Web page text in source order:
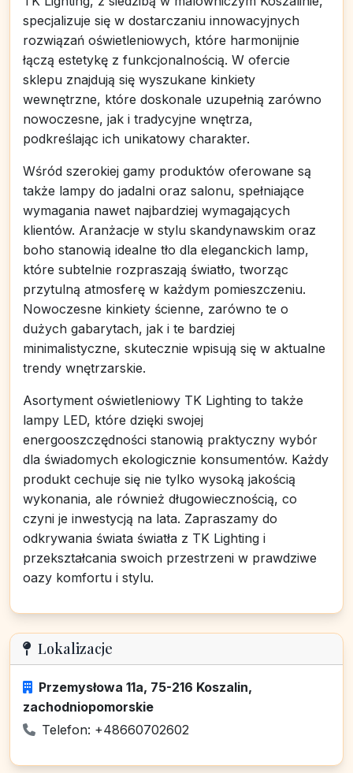
specjalizuje się w dostarczaniu innowacyjnych
rozwiązań oświetleniowych, które harmonijnie
łączą estetykę z funkcjonalnością. W ofercie
sklepu znajdują się wyszukane kinkiety
wewnętrzne, które doskonale uzupełnią zarówno
nowoczesne, jak i tradycyjne wnętrza,
podkreślając ich unikatowy charakter.
Wśród szerokiej gamy produktów oferowane są
także lampy do jadalni oraz salonu, spełniające
wymagania nawet najbardziej wymagających
klientów. Aranżacje w stylu skandynawskim oraz
boho stanowią idealne tło dla eleganckich lamp,
które subtelnie rozpraszają światło, tworząc
przytulną atmosferę w każdym pomieszczeniu.
Nowoczesne kinkiety ścienne, zarówno te o
dużych gabarytach, jak i te bardziej
minimalistyczne, skutecznie wpisują się w aktualne
trendy wnętrzarskie.
Asortyment oświetleniowy TK Lighting to także
lampy LED, które dzięki swojej
energooszczędności stanowią praktyczny wybór
dla świadomych ekologicznie konsumentów. Każdy
produkt cechuje się nie tylko wysoką jakością
wykonania, ale również długowiecznością, co
czyni je inwestycją na lata. Zapraszamy do
odkrywania świata światła z TK Lighting i
przekształcania swoich przestrzeni w prawdziwe
oazy komfortu i stylu.
Lokalizacje
Przemysłowa 11a, 75-216 Koszalin,
zachodniopomorskie
Telefon: +48660702602